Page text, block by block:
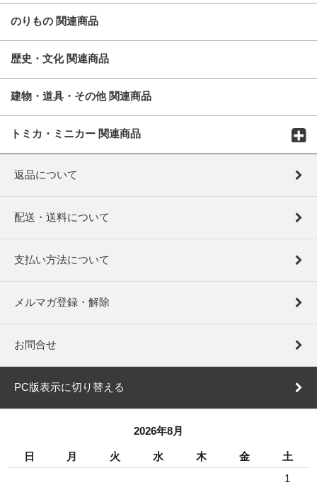
のりもの 関連商品
歴史・文化 関連商品
建物・道具・その他 関連商品
トミカ・ミニカー 関連商品
返品について
配送・送料について
支払い方法について
メルマガ登録・解除
お問合せ
PC版表示に切り替える
2026年8月
日 月 火 水 木 金
土
1